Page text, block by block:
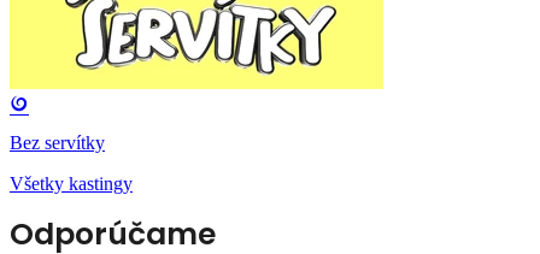
Bez servítky
Všetky kastingy
Odporúčame